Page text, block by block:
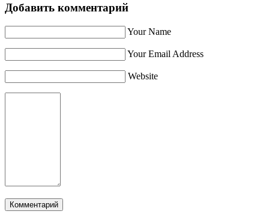
Добавить комментарий
Your Name
Your Email Address
Website